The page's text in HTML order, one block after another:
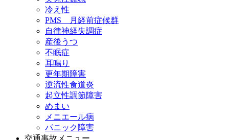
冷え性
PMS 月経前症候群
自律神経失調症
産後うつ
不眠症
耳鳴り
更年期障害
逆流性食道炎
起立性調節障害
めまい
メニエール病
パニック障害
交通事故メニュー